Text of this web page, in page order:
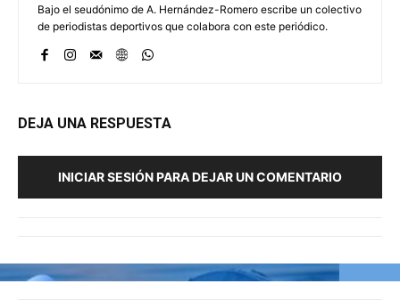
Bajo el seudónimo de A. Hernández-Romero escribe un colectivo
de periodistas deportivos que colabora con este periódico.
DEJA UNA RESPUESTA
INICIAR SESIÓN PARA DEJAR UN COMENTARIO